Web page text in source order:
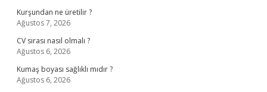
Kurşundan ne üretilir ?
Ağustos 7, 2026
CV sırası nasıl olmalı ?
Ağustos 6, 2026
Kumaş boyası sağlıklı mıdır ?
Ağustos 6, 2026